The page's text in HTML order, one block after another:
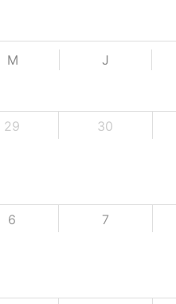
M J
29 30
6 7